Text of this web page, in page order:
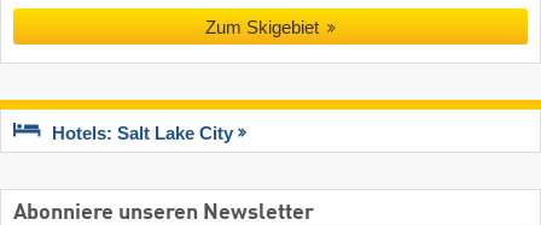
Zum Skigebiet
Hotels: Salt Lake City
Abonniere unseren Newsletter